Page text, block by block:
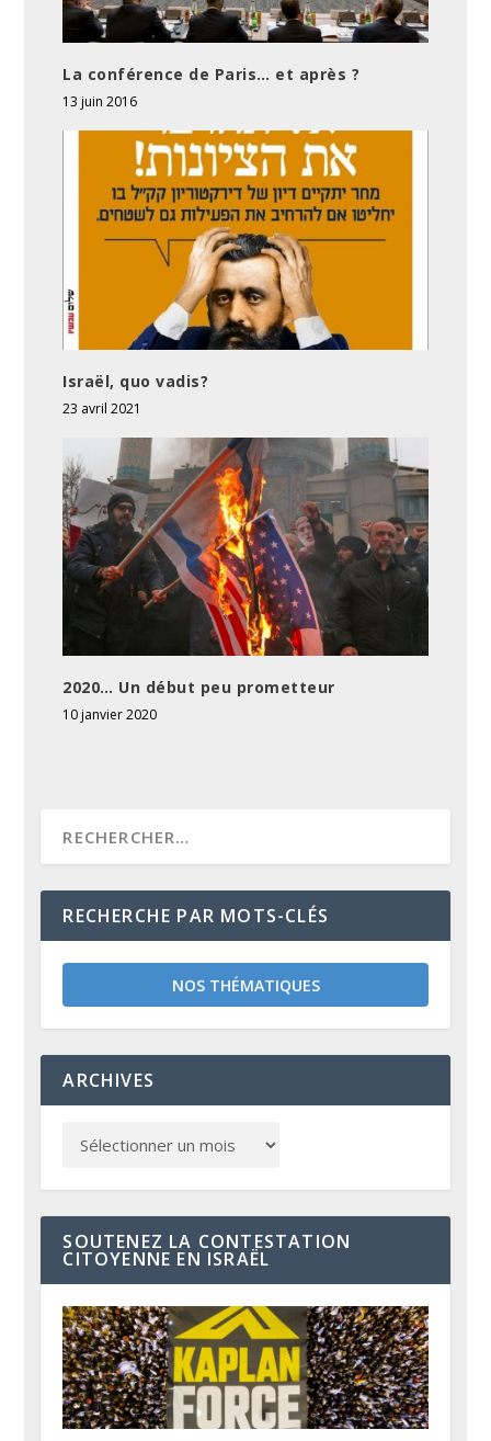
La conférence de Paris… et après ?
13 juin 2016
Israël, quo vadis?
23 avril 2021
2020… Un début peu prometteur
10 janvier 2020
RECHERCHE PAR MOTS-CLÉS
NOS THÉMATIQUES
ARCHIVES
SOUTENEZ LA CONTESTATION
CITOYENNE EN ISRAËL